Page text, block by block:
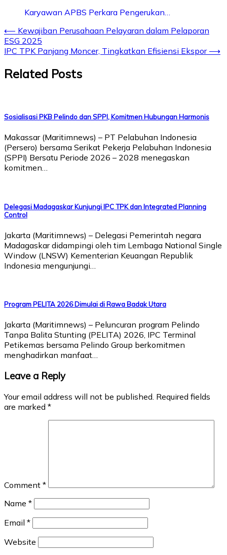
Karyawan APBS Perkara Pengerukan…
Post
navigation
⟵ Kewajiban Perusahaan Pelayaran dalam Pelaporan
ESG 2025
IPC TPK Panjang Moncer, Tingkatkan Efisiensi Ekspor ⟶
Related Posts
Sosialisasi PKB Pelindo dan SPPI, Komitmen Hubungan Harmonis
Makassar (Maritimnews) – PT Pelabuhan Indonesia
(Persero) bersama Serikat Pekerja Pelabuhan Indonesia
(SPPI) Bersatu Periode 2026 – 2028 menegaskan
komitmen…
Delegasi Madagaskar Kunjungi IPC TPK dan Integrated Planning
Control
Jakarta (Maritimnews) – Delegasi Pemerintah negara
Madagaskar didampingi oleh tim Lembaga National Single
Window (LNSW) Kementerian Keuangan Republik
Indonesia mengunjungi…
Program PELITA 2026 Dimulai di Rawa Badak Utara
Jakarta (Maritimnews) – Peluncuran program Pelindo
Tanpa Balita Stunting (PELITA) 2026, IPC Terminal
Petikemas bersama Pelindo Group berkomitmen
menghadirkan manfaat…
Leave a Reply
Your email address will not be published. Required fields
are marked *
Comment *
Name *
Email *
Website